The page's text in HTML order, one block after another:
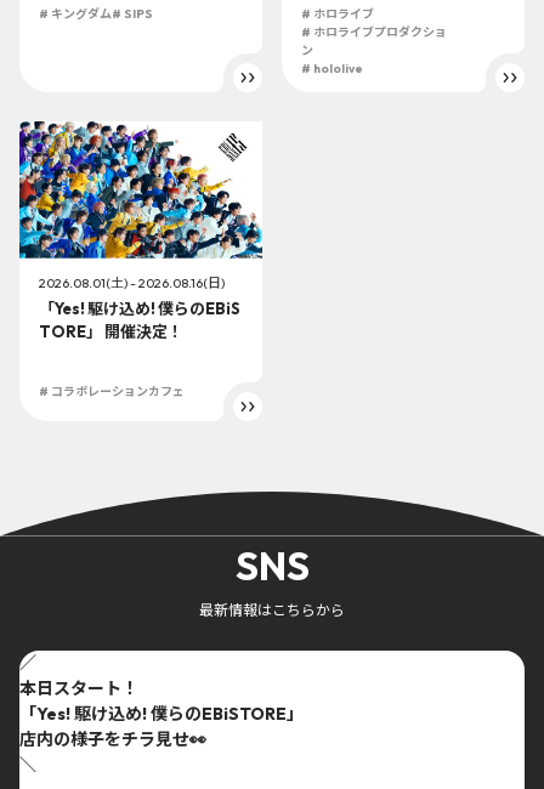
# キングダム# SIPS
# ホロライブ
# ホロライブプロダクショ
ン
# hololive
2026.08.01(土) - 2026.08.16(日)
「Yes! 駆け込め! 僕らのEBiS
TORE」 開催決定！
# コラボレーションカフェ
SNS
最新情報はこちらから
／
本日スタート！
「Yes! 駆け込め! 僕らのEBiSTORE」
店内の様子をチラ見せ👀
＼